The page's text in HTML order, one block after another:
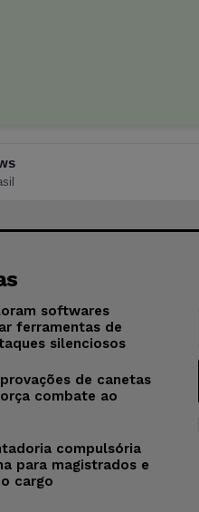
softwares
ferramentas de
silenciosos
de canetas
combate ao
compulsória
para magistrados e
cargo